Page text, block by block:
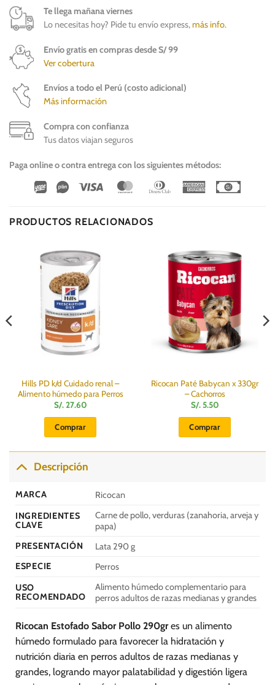
Te llega mañana viernes
Lo necesitas hoy? Pide tu envío express,más info.
Envío gratis en compras desde S/ 99
Ver cobertura
Envíos a todo el Perú (costo adicional)
Más información
Compra con confianza
Tus datos viajan seguros
Paga online o contra entrega con los siguientes métodos:
Wirecard
Vipps Visa MasterCardDinners
American
PRODUCTOS RELACIONADOS
Hills PD k/d Cuidado renal –
Alimento húmedo para Perros
S/.27.60
Comprar
Ricocan Paté Babycan x 330gr
– Cachorros
S/.5.50
Comprar
Descripción
MARCA
Ricocan
INGREDIENTES
CLAVE
Carne de pollo, verduras (zanahoria, arveja y
papa)
PRESENTACIÓN
Lata 290 g
ESPECIE
Perros
USO
RECOMENDADO
Alimento húmedo complementario para
perros adultos de razas medianas y grandes
Ricocan Estofado Sabor Pollo 290gres un alimento
húmedo formulado para favorecer la hidratación y
nutrición diaria en perros adultos de razas medianas y
grandes, logrando mayor palatabilidad y digestión ligera